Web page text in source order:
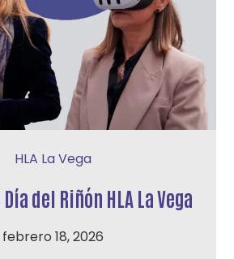
HLA La Vega
del Riñón HLA La Vega
febrero 18, 2026